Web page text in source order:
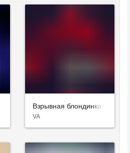
Взрывная блондинка
VA